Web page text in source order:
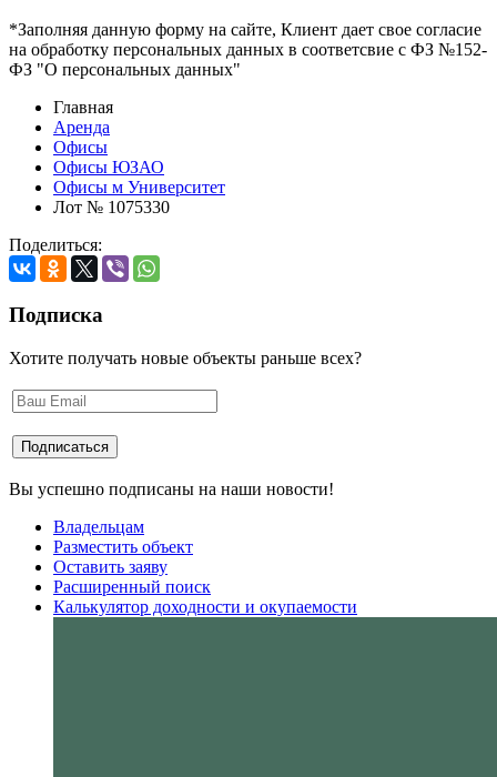
*Заполняя данную форму на сайте, Клиент дает свое согласие
на обработку персональных данных в соответсвие с ФЗ №152-
ФЗ "О персональных данных"
Главная
Аренда
Офисы
Офисы ЮЗАО
Офисы м Университет
Лот № 1075330
Поделиться:
Подписка
Хотите получать новые объекты раньше всех?
Вы успешно подписаны на наши новости!
Владельцам
Разместить объект
Оставить заяву
Расширенный поиск
Калькулятор доходности и окупаемости